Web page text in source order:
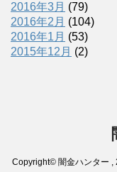
2016年3月 (79)
2016年2月 (104)
2016年1月 (53)
2015年12月 (2)
Copyright© 闇金ハンター